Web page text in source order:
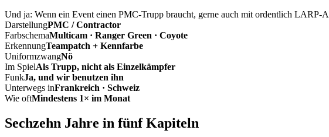
Und ja: Wenn ein Event einen PMC-Trupp braucht, gerne auch mit ordentlich
DarstellungPMC / Contractor
FarbschemaMulticam · Ranger Green · Coyote
ErkennungTeampatch + Kennfarbe
UniformzwangNö
Im SpielAls Trupp, nicht als Einzelkämpfer
FunkJa, und wir benutzen ihn
Unterwegs inFrankreich · Schweiz
Wie oftMindestens 1× im Monat
Sechzehn Jahre in fünf Kapiteln